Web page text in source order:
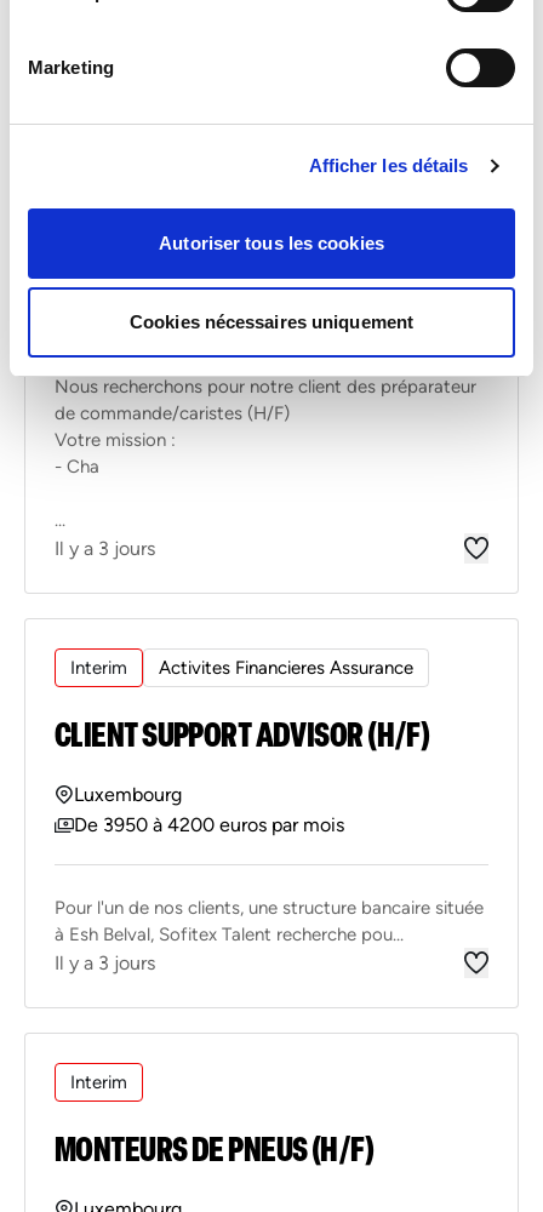
Marketing
Afficher les détails
Autoriser tous les cookies
Cookies nécessaires uniquement
COMMANDE/CARISTE
2632 Findel
Nous recherchons pour notre client des préparateur
de commande/caristes (H/F)
Votre mission :
- Cha
...
Il y a 3 jours
Interim Activites Financieres Assurance
CLIENT SUPPORT ADVISOR (H/F)
Luxembourg
De 3950 à 4200 euros par mois
Pour l'un de nos clients, une structure bancaire située
à Esh Belval, Sofitex Talent recherche pou...
Il y a 3 jours
Interim
MONTEURS DE PNEUS (H/F)